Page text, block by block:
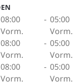
08:00
Vorm.
- 05:00
Vorm.
08:00
Vorm.
- 05:00
Vorm.
08:00
Vorm.
- 05:00
Vorm.